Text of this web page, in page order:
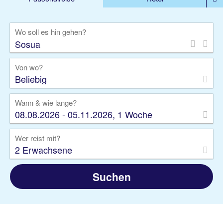
Rundreise
Kreuzfahrt
Gruppenreise
Camper Privattransfer
Wo soll es hin gehen?
Von wo?
Beliebig
Wann & wie lange?
08.08.2026 - 05.11.2026, 1 Woche
Wer reist mit?
2 Erwachsene
Suchen